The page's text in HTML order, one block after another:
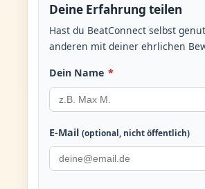
Deine Erfahrung teilen
Hast du BeatConnect selbst
anderen mit deiner ehrlichen
Dein Name *
E-Mail (optional, nicht öffentlich)